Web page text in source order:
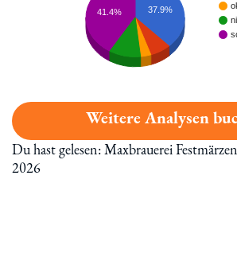
37.9%
41.4%
Weitere Analysen
Du hast gelesen: Maxbrauerei
2026